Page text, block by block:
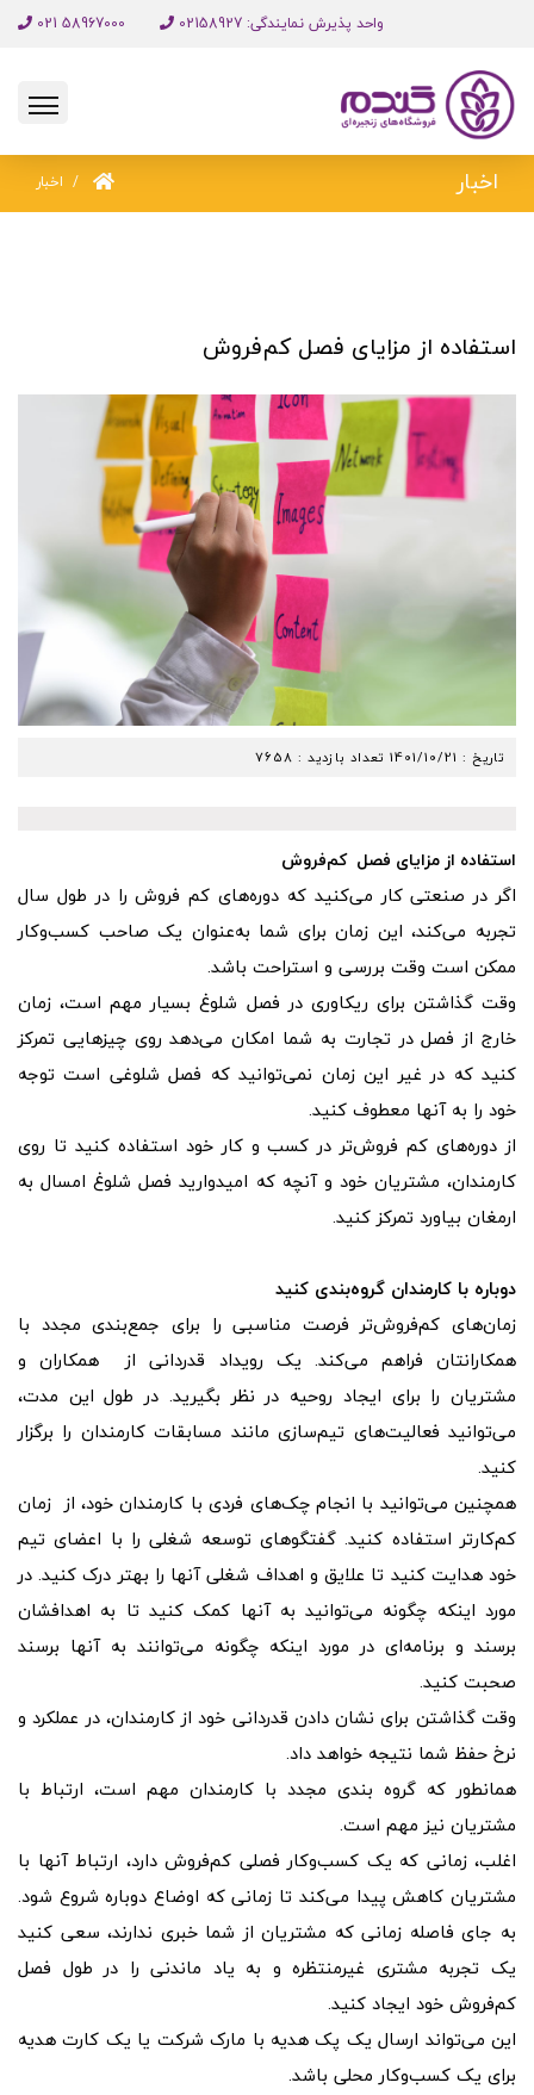
واحد پذیرش نمایندگی: 02158927 58967000 021
اخبار اخبار
استفاده از مزایای فصل کم‌فروش
تاریخ : 1401/10/21 تعداد بازدید : 7658
استفاده از مزایای فصل کم‌فروش
اگر در صنعتی کار می‌کنید که دوره‌های کم فروش را در طول سال
تجربه می‌کند، این زمان برای شما به‌عنوان یک صاحب کسب‌وکار
ممکن است وقت بررسی و استراحت باشد.
وقت گذاشتن برای ریکاوری در فصل شلوغ بسیار مهم است، زمان
خارج از فصل در تجارت به شما امکان می‌دهد روی چیزهایی تمرکز
کنید که در غیر این زمان نمی‌توانید که فصل شلوغی است توجه
خود را به آنها معطوف کنید.
از دوره‌های کم فروش‌تر در کسب و کار خود استفاده کنید تا روی
کارمندان، مشتریان خود و آنچه که امیدوارید فصل شلوغ امسال به
ارمغان بیاورد تمرکز کنید.
دوباره با کارمندان گروه‌بندی کنید
زمان‌های کم‌فروش‌تر فرصت مناسبی را برای جمع‌بندی مجدد با
همکارانتان فراهم می‌کند. یک رویداد قدردانی از همکاران و
مشتریان را برای ایجاد روحیه در نظر بگیرید. در طول این مدت،
می‌توانید فعالیت‌های تیم‌سازی مانند مسابقات کارمندان را برگزار
کنید.
همچنین می‌توانید با انجام چک‌های فردی با کارمندان خود، از زمان
کم‌کارتر استفاده کنید. گفتگوهای توسعه شغلی را با اعضای تیم
خود هدایت کنید تا علایق و اهداف شغلی آنها را بهتر درک کنید. در
مورد اینکه چگونه می‌توانید به آنها کمک کنید تا به اهدافشان
برسند و برنامه‌ای در مورد اینکه چگونه می‌توانند به آنها برسند
صحبت کنید.
وقت گذاشتن برای نشان دادن قدردانی خود از کارمندان، در عملکرد و
نرخ حفظ شما نتیجه خواهد داد.
همانطور که گروه بندی مجدد با کارمندان مهم است، ارتباط با
مشتریان نیز مهم است.
اغلب، زمانی که یک کسب‌وکار فصلی کم‌فروش دارد، ارتباط آنها با
مشتریان کاهش پیدا می‌کند تا زمانی که اوضاع دوباره شروع شود.
به جای فاصله زمانی که مشتریان از شما خبری ندارند، سعی کنید
یک تجربه مشتری غیرمنتظره و به یاد ماندنی را در طول فصل
کم‌فروش خود ایجاد کنید.
این می‌تواند ارسال یک پک هدیه با مارک شرکت یا یک کارت هدیه
برای یک کسب‌وکار محلی باشد.